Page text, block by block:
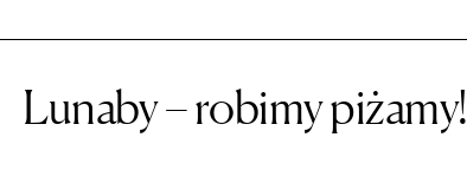
Lunaby – robimy piżamy!